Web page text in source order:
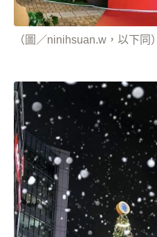
（圖／ninihsuan.w，以下同）